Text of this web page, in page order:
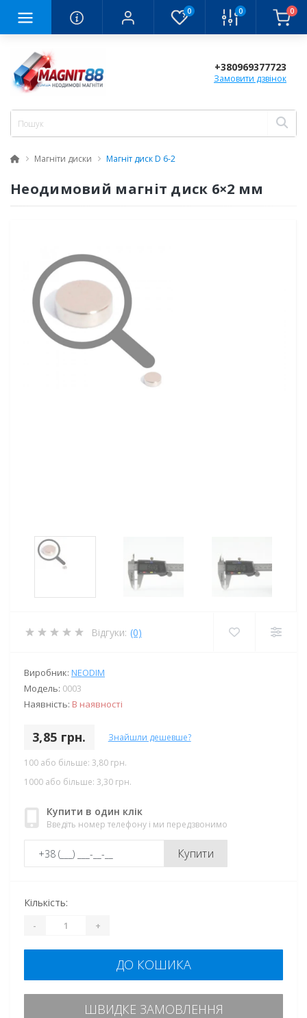
0 0 0
+380969377723
Замовити дзвінок
Магніти диски Магніт диск D 6-2
Неодимовий магніт диск 6×2 мм
Відгуки: (0)
Виробник: NEODIM
Модель: 0003
Наявність: В наявності
3,85 грн. Знайшли дешевше?
100 або більше: 3,80 грн.
1000 або більше: 3,30 грн.
Купити в один клік
Введіть номер телефону і ми передзвонимо
Купити
Кількість:
- +
ДО КОШИКА
ШВИДКЕ ЗАМОВЛЕННЯ